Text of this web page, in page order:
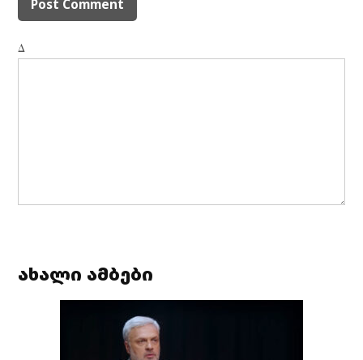
Δ
ახალი ამბები